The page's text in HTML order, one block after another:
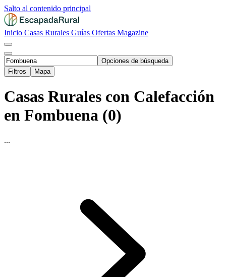
Salto al contenido principal
Inicio Casas Rurales Guías Ofertas Magazine
Opciones de búsqueda
Filtros
Mapa
Casas Rurales con Calefacción
en Fombuena (0)
...